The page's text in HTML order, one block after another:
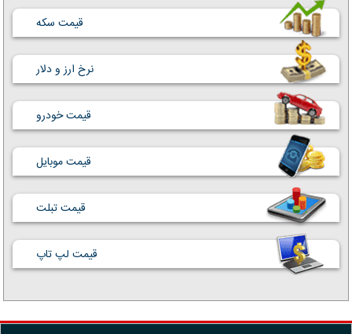
قیمت سکه
نرخ ارز و دلار
قیمت خودرو
قیمت موبایل
قیمت تبلت
قیمت لپ تاپ